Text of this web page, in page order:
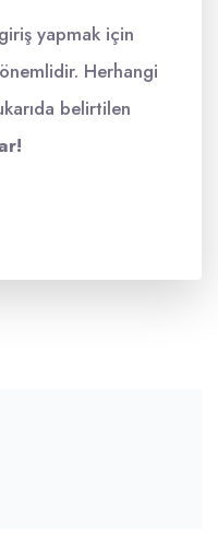
yapmak için
Herhangi
belirtilen